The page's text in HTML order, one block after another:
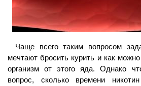
Чаще всего таким вопросом
мечтают бросить курить и как
организм от этого яда. Однако
вопрос, сколько времени